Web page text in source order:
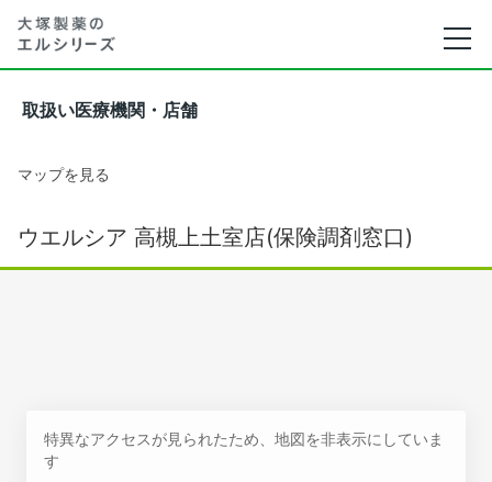
取扱い医療機関・店舗
マップを見る
ウエルシア 高槻上土室店(保険調剤窓口)
特異なアクセスが見られたため、地図を非表示にしていま
す